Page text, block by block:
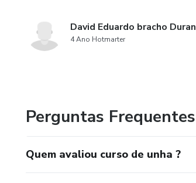
David Eduardo bracho Duran
4 Ano Hotmarter
Perguntas Frequentes
Quem avaliou curso de unha ?